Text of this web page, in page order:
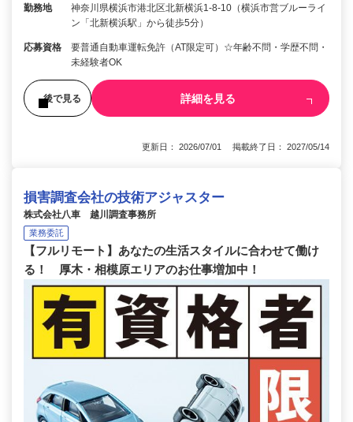
勤務地
神奈川県横浜市港北区北新横浜1-8-10（横浜市営ブルーライ
ン「北新横浜駅」から徒歩5分）
応募資格
要普通自動車運転免許（AT限定可）☆年齢不問・学歴不問・
未経験者OK
後で見る 詳細を見る
更新日： 2026/07/01 掲載終了日： 2027/05/14
損害調査会社の技術アジャスター
株式会社八車 越川調査事務所
業務委託
【フルリモート】あなたの生活スタイルに合わせて働け
る！ 厚木・相模原エリアのお仕事増加中！